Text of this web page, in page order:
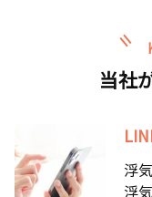
当社
浮
浮